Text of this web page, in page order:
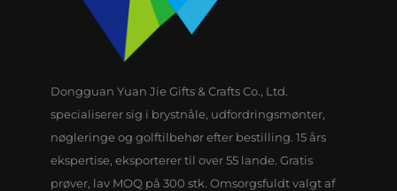
Dongguan Yuan Jie Gifts & Crafts Co., Ltd.
specialiserer sig i brystnåle, udfordringsmønter,
nøgleringe og golftilbehør efter bestilling. 15 års
ekspertise, eksporterer til over 55 lande. Gratis
prøver, lav MOQ på 300 stk. Omsorgsfuldt valgt af